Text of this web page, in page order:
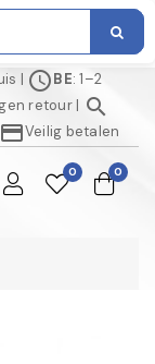
| scheduleBE: 1–2
retour| search
credit_cardVeilig betalen
0 0